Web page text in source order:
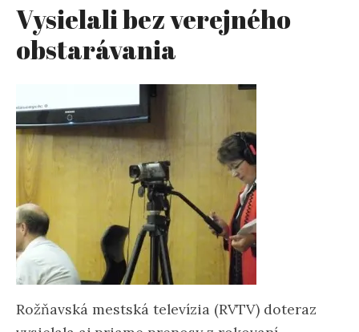
Vysielali bez verejného
obstarávania
Rožňavská mestská televízia (RVTV) doteraz